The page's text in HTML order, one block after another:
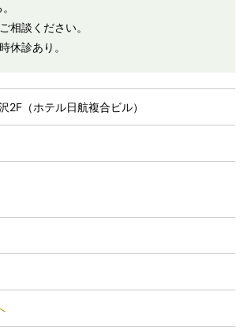
相談ください。
休診あり。
（ホテル日航複合ビル）